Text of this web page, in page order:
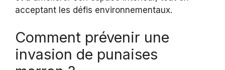
acceptant les défis environnementaux.
Comment prévenir une
invasion de punaises